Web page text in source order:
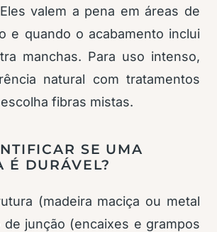
valem a pena em áreas de
e quando o acabamento inclui
manchas. Para uso intenso,
natural com tratamentos
fibras mistas.
SE UMA
É DURÁVEL?
(madeira maciça ou metal
de junção (encaixes e grampos